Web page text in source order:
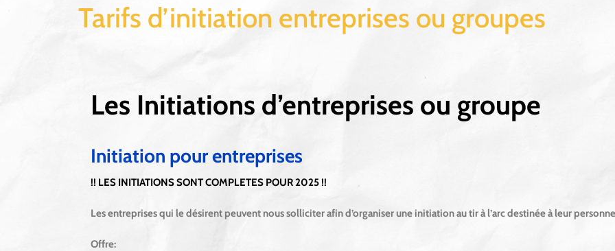
Tarifs d’initiation entreprises ou groupes
Les Initiations d’entreprises ou groupe
Initiation pour entreprises
!! LES INITIATIONS SONT COMPLETES POUR 2025 !!
Les entreprises qui le désirent peuvent nous solliciter afin d’organiser une initiation au tir à l’arc destinée à leur
Offre: